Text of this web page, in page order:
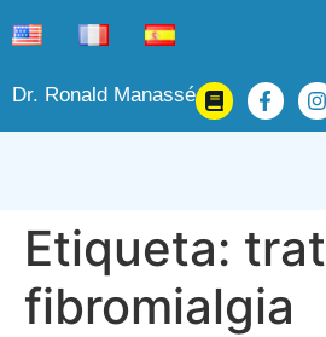
Dr. Ronald Manassé
Etiqueta:
fibromialgia